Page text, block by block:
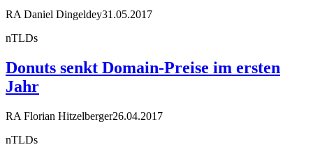
RA Daniel Dingeldey31.05.2017
nTLDs
Donuts senkt Domain-Preise im ersten
Jahr
RA Florian Hitzelberger26.04.2017
nTLDs